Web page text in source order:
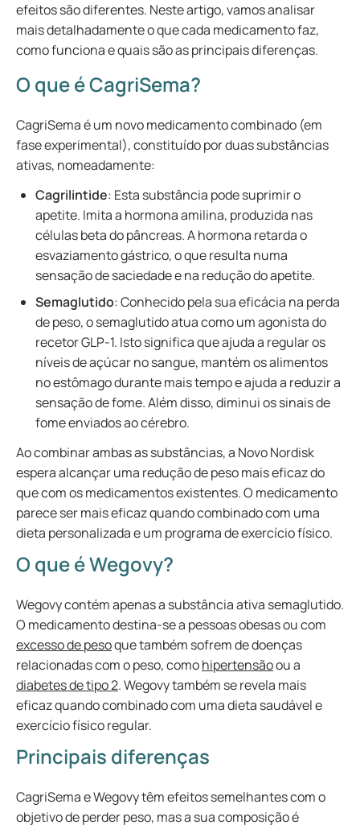
efeitos são diferentes. Neste artigo, vamos analisar
mais detalhadamente o que cada medicamento faz,
como funciona e quais são as principais diferenças.
O que é CagriSema?
CagriSema é um novo medicamento combinado (em
fase experimental), constituído por duas substâncias
ativas, nomeadamente:
Cagrilintide: Esta substância pode suprimir o
apetite. Imita a hormona amilina, produzida nas
células beta do pâncreas. A hormona retarda o
esvaziamento gástrico, o que resulta numa
sensação de saciedade e na redução do apetite.
Semaglutido: Conhecido pela sua eficácia na perda
de peso, o semaglutido atua como um agonista do
recetor GLP-1. Isto significa que ajuda a regular os
níveis de açúcar no sangue, mantém os alimentos
no estômago durante mais tempo e ajuda a reduzir a
sensação de fome. Além disso, diminui os sinais de
fome enviados ao cérebro.
Ao combinar ambas as substâncias, a Novo Nordisk
espera alcançar uma redução de peso mais eficaz do
que com os medicamentos existentes. O medicamento
parece ser mais eficaz quando combinado com uma
dieta personalizada e um programa de exercício físico.
O que é Wegovy?
Wegovy contém apenas a substância ativa semaglutido.
O medicamento destina-se a pessoas obesas ou com
excesso de pesoque também sofrem de doenças
relacionadas com o peso, comohipertensãoou a
diabetes de tipo 2. Wegovy também se revela mais
eficaz quando combinado com uma dieta saudável e
exercício físico regular.
Principais diferenças
CagriSema e Wegovy têm efeitos semelhantes com o
objetivo de perder peso, mas a sua composição é